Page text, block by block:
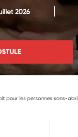
2026
pour les personnes sans-abri